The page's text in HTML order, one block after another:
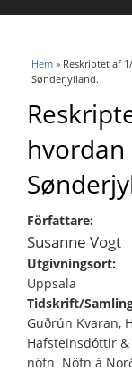
Du är här
Hem » Reskriptet af
Sønderjylland.
Författare:
Susanne Vogt
Utgivningsort:
Uppsala
Tidskrift/
Guðrún Kvaran,
Hafsteinsdóttir
nöfn  Nöfn á